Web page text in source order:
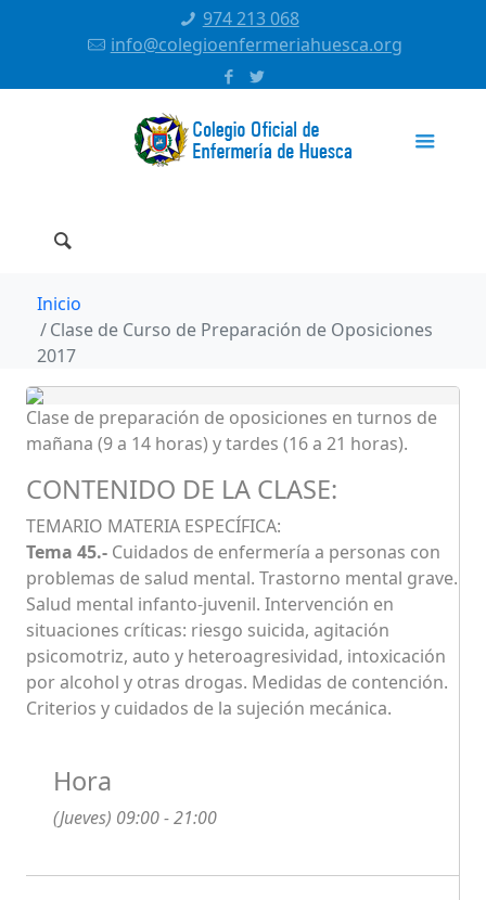
974 213 068
info@colegioenfermeriahuesca.org
Inicio
Clase de Curso de Preparación de Oposiciones
2017
Clase de preparación de oposiciones en turnos de
mañana (9 a 14 horas) y tardes (16 a 21 horas).
CONTENIDO DE LA CLASE:
TEMARIO MATERIA ESPECÍFICA:
Tema 45.- Cuidados de enfermería a personas con
problemas de salud mental. Trastorno mental grave.
Salud mental infanto-juvenil. Intervención en
situaciones críticas: riesgo suicida, agitación
psicomotriz, auto y heteroagresividad, intoxicación
por alcohol y otras drogas. Medidas de contención.
Criterios y cuidados de la sujeción mecánica.
Hora
(Jueves) 09:00 - 21:00